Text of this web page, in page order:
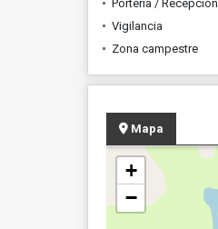
Portería / Recepción
Vigilancia
Zona campestre
Mapa
+
−